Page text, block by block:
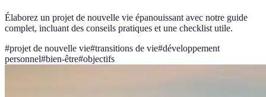
Élaborez un projet de nouvelle vie épanouissant avec notre guide
complet, incluant des conseils pratiques et une checklist utile.
#projet de nouvelle vie#transitions de vie#développement
personnel#bien-être#objectifs